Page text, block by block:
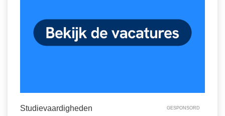
Huiswerkbegeleiding
Huiswerkbegeleider zoeken
Studievaardigheden GESPONSORD